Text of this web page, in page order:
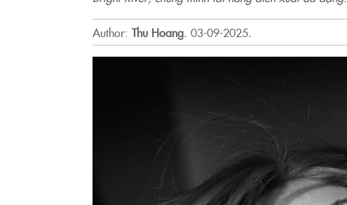
Author: Thu Hoang. 03-09-2025.